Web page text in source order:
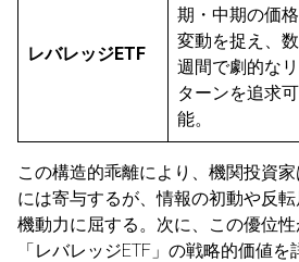
レバレッジETF
期・中期の価格
変動を捉え、数
週間で劇的なリ
ターンを追求可
能。
この構造的乖離により、機関投資家
には寄与するが、情報の初動や反
機動力に屈する。次に、この優位
「レバレッジETF」の戦略的価値を